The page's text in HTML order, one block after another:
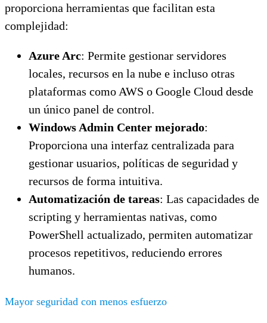
proporciona herramientas que facilitan esta
complejidad:
Azure Arc: Permite gestionar servidores
locales, recursos en la nube e incluso otras
plataformas como AWS o Google Cloud desde
un único panel de control.
Windows Admin Center mejorado:
Proporciona una interfaz centralizada para
gestionar usuarios, políticas de seguridad y
recursos de forma intuitiva.
Automatización de tareas: Las capacidades de
scripting y herramientas nativas, como
PowerShell actualizado, permiten automatizar
procesos repetitivos, reduciendo errores
humanos.
Mayor seguridad con menos esfuerzo